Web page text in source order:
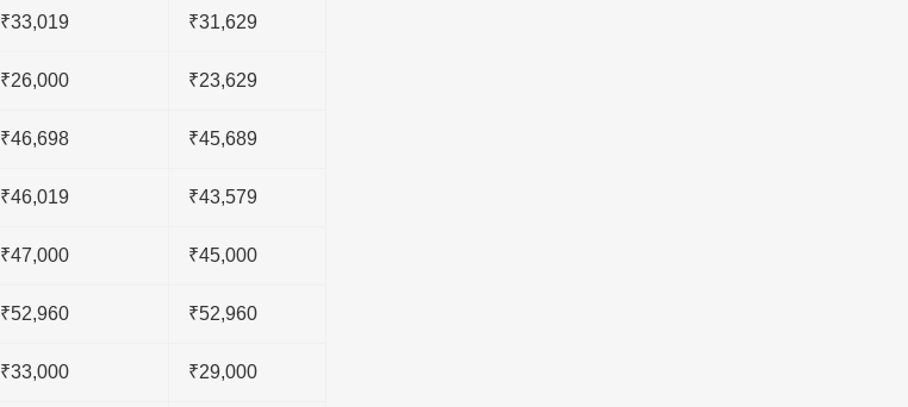
₹33,019 ₹31,629
₹26,000 ₹23,629
₹46,698 ₹45,689
₹46,019 ₹43,579
₹47,000 ₹45,000
₹52,960 ₹52,960
₹33,000 ₹29,000